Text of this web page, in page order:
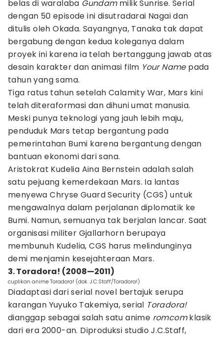
belas di waralaba Gundam milik Sunrise. Serial
dengan 50 episode ini disutradarai Nagai dan
ditulis oleh Okada. Sayangnya, Tanaka tak dapat
bergabung dengan kedua koleganya dalam
proyek ini karena ia telah bertanggung jawab atas
desain karakter dan animasi film Your Name pada
tahun yang sama.
Tiga ratus tahun setelah Calamity War, Mars kini
telah diteraformasi dan dihuni umat manusia.
Meski punya teknologi yang jauh lebih maju,
penduduk Mars tetap bergantung pada
pemerintahan Bumi karena bergantung dengan
bantuan ekonomi dari sana.
Aristokrat Kudelia Aina Bernstein adalah salah
satu pejuang kemerdekaan Mars. Ia lantas
menyewa Chryse Guard Security (CGS) untuk
mengawalnya dalam perjalanan diplomatik ke
Bumi. Namun, semuanya tak berjalan lancar. Saat
organisasi militer Gjallarhorn berupaya
membunuh Kudelia, CGS harus melindunginya
demi menjamin kesejahteraan Mars.
3. Toradora! (2008—2011)
cuplikan anime Toradora! (dok. J.C.Staff/Toradora!)
Diadaptasi dari serial novel bertajuk serupa
karangan Yuyuko Takemiya, serial Toradora!
dianggap sebagai salah satu anime romcomklasik
dari era 2000-an. Diproduksi studio J.C.Staff,